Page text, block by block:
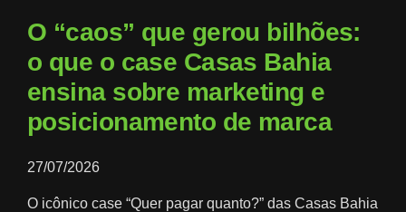
O “caos” que gerou bilhões:
o que o case Casas Bahia
ensina sobre marketing e
posicionamento de marca
27/07/2026
O icônico case “Quer pagar quanto?” das Casas Bahia